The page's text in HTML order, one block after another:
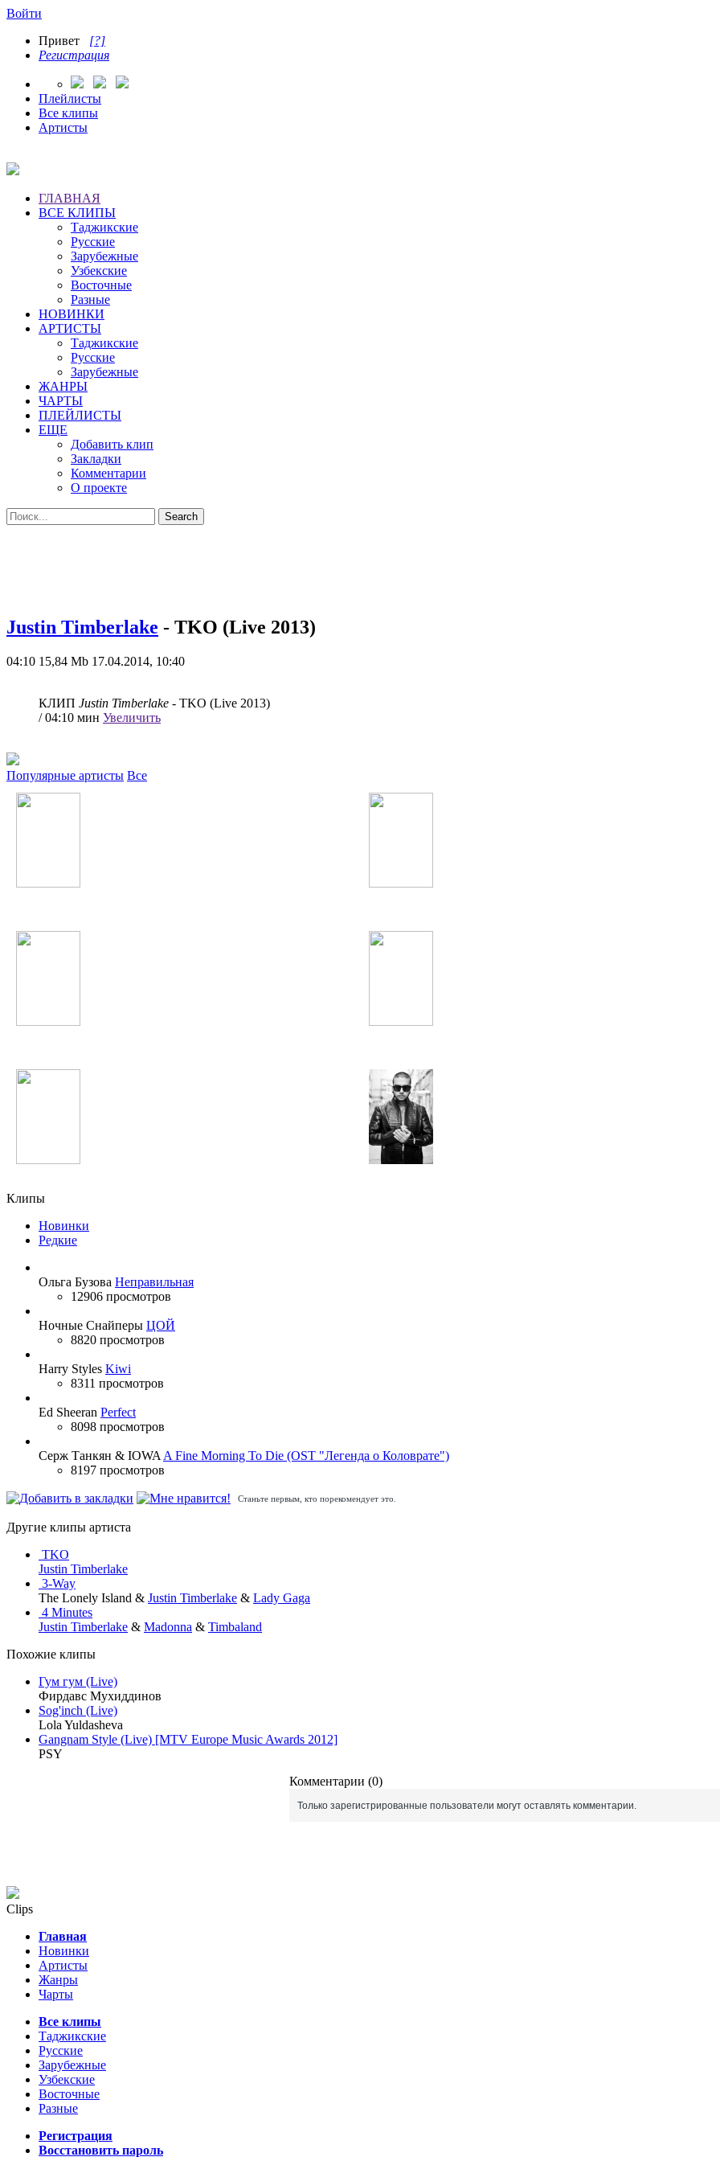
Войти
Привет [?]
Регистрация
Плейлисты
Все клипы
Артисты
ГЛАВНАЯ
ВСЕ КЛИПЫ
Таджикские
Русские
Зарубежные
Узбекские
Восточные
Разные
НОВИНКИ
АРТИСТЫ
Таджикские
Русские
Зарубежные
ЖАНРЫ
ЧАРТЫ
ПЛЕЙЛИСТЫ
ЕЩЕ
Добавить клип
Закладки
Комментарии
О проекте
Justin Timberlake - TKO (Live 2013)
04:10 15,84 Mb 17.04.2014, 10:40
КЛИП Justin Timberlake - TKO (Live 2013)
/ 04:10 мин Увеличить
Популярные артисты Все
Клипы
Новинки
Редкие
Ольга Бузова Неправильная
12906 просмотров
Ночные Снайперы ЦОЙ
8820 просмотров
Harry Styles Kiwi
8311 просмотров
Ed Sheeran Perfect
8098 просмотров
Серж Танкян & IOWA A Fine Morning To Die (OST "Легенда о Коловрате")
8197 просмотров
Станьте первым, кто порекомендует это.
Другие клипы артиста
TKO
Justin Timberlake
3-Way
The Lonely Island & Justin Timberlake & Lady Gaga
4 Minutes
Justin Timberlake & Madonna & Timbaland
Похожие клипы
Гум гум (Live)
Фирдавс Мухиддинов
Sog'inch (Live)
Lola Yuldasheva
Gangnam Style (Live) [MTV Europe Music Awards 2012]
PSY
Комментарии (0)
Только зарегистрированные пользователи могут оставлять комментарии.
Clips
Главная
Новинки
Артисты
Жанры
Чарты
Все клипы
Таджикские
Русские
Зарубежные
Узбекские
Восточные
Разные
Регистрация
Восстановить пароль